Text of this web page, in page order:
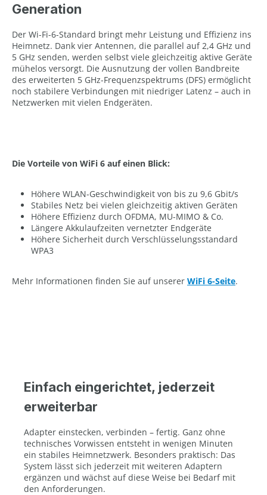
Generation
Der Wi-Fi-6-Standard bringt mehr Leistung und Effizienz ins
Heimnetz. Dank vier Antennen, die parallel auf 2,4 GHz und
5 GHz senden, werden selbst viele gleichzeitig aktive Geräte
mühelos versorgt. Die Ausnutzung der vollen Bandbreite
des erweiterten 5 GHz-Frequenzspektrums (DFS) ermöglicht
noch stabilere Verbindungen mit niedriger Latenz – auch in
Netzwerken mit vielen Endgeräten.
Die Vorteile von WiFi 6 auf einen Blick:
Höhere WLAN-Geschwindigkeit von bis zu 9,6 Gbit/s
Stabiles Netz bei vielen gleichzeitig aktiven Geräten
Höhere Effizienz durch OFDMA, MU-MIMO & Co.
Längere Akkulaufzeiten vernetzter Endgeräte
Höhere Sicherheit durch Verschlüsselungsstandard
WPA3
Mehr Informationen finden Sie auf unserer WiFi 6-Seite.
Einfach eingerichtet, jederzeit
erweiterbar
Adapter einstecken, verbinden – fertig. Ganz ohne
technisches Vorwissen entsteht in wenigen Minuten
ein stabiles Heimnetzwerk. Besonders praktisch: Das
System lässt sich jederzeit mit weiteren Adaptern
ergänzen und wächst auf diese Weise bei Bedarf mit
den Anforderungen.